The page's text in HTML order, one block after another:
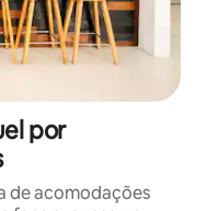
por
de acomodações